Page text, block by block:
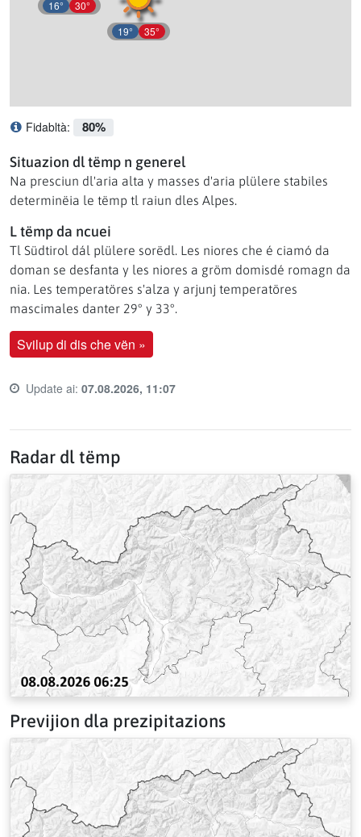
16° 30°
19° 35°
Fidabltà: 80%
Situazion dl tëmp n generel
Na presciun dl'aria alta y masses d'aria plülere stabiles
determinëia le tëmp tl raiun dles Alpes.
L tëmp da ncuei
Tl Südtirol dál plülere sorëdl. Les niores che é ciamó da
doman se desfanta y les niores a gröm domisdé romagn da
nia. Les temperatöres s'alza y arjunj temperatöres
mascimales danter 29° y 33°.
Svilup di dis che vën »
Last update time:
Update ai: 07.08.2026, 11:07
Radar dl tëmp
Previjion dla prezipitazions